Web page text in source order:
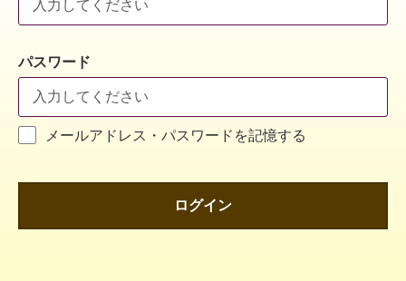
パスワード
メールアドレス・パスワードを記憶する
ログイン